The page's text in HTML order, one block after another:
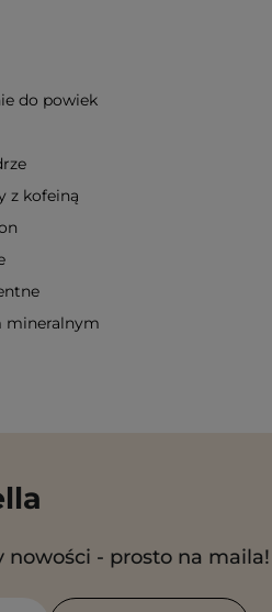
do powiek
z kofeiną
mineralnym
nowości - prosto na maila!